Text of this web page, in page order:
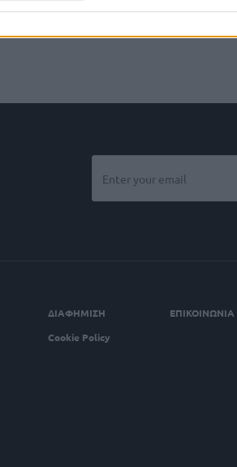
ΔΙΑΦΗΜΙΣΗ
ΕΠΙΚΟΙΝΩΝΙΑ
Cookie Policy